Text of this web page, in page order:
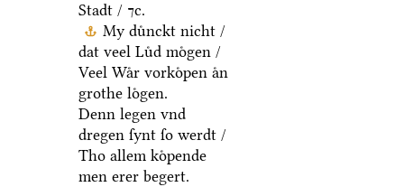
Stadt / ⁊c.
My duͤnckt nicht /
dat veel Luͤd moͤgen /
Veel Waͤr vorkoͤpen aͤn
grothe loͤgen.
Denn legen vnd
dregen ſynt ſo werdt /
Tho allem koͤpende
men erer begert.